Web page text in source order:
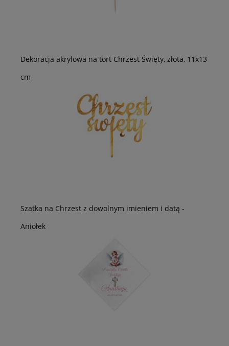
Dekoracja akrylowa na tort Chrzest Święty, złota, 11x13
cm
Szatka na Chrzest z dowolnym imieniem i datą -
Aniołek